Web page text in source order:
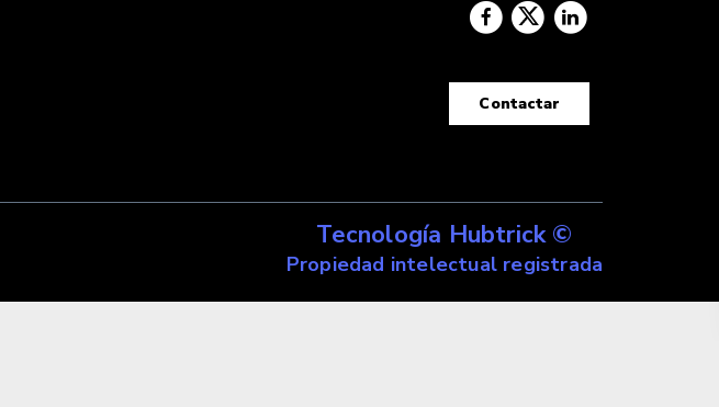
Contactar
Tecnología Hubtrick ©
Propiedad intelectual registrada